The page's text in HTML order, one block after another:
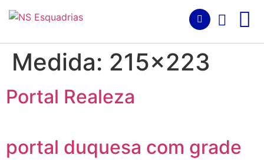
Medida: 215x223
Portal Realeza
portal duquesa com grade